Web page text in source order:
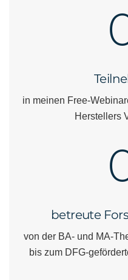
in meinen Free-
Herstellers
betreute
von der BA- und MA-
bis zum DFG-